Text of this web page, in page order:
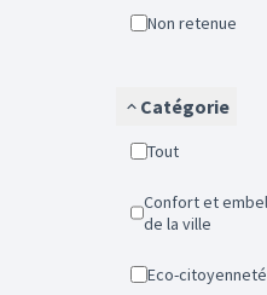
Non retenue
Catégorie
Tout
Confort et embellissement
de la ville
Eco-citoyenneté